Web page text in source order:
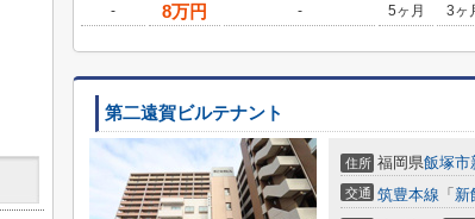
-
8万円 - 5ヶ月 3ヶ
第二遠賀ビルテナント
住所 福岡県飯塚市
交通 筑豊本線 「 新